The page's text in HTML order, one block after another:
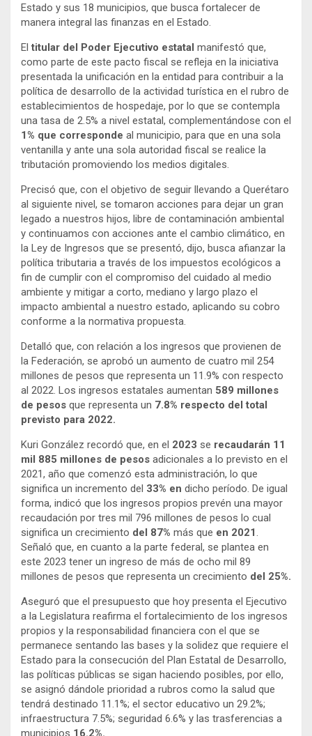
Estado y sus 18 municipios, que busca fortalecer de
manera integral las finanzas en el Estado.
El titular del Poder Ejecutivo estatal manifestó que,
como parte de este pacto fiscal se refleja en la iniciativa
presentada la unificación en la entidad para contribuir a la
política de desarrollo de la actividad turística en el rubro de
establecimientos de hospedaje, por lo que se contempla
una tasa de 2.5% a nivel estatal, complementándose con el
1% que corresponde al municipio, para que en una sola
ventanilla y ante una sola autoridad fiscal se realice la
tributación promoviendo los medios digitales.
Precisó que, con el objetivo de seguir llevando a Querétaro
al siguiente nivel, se tomaron acciones para dejar un gran
legado a nuestros hijos, libre de contaminación ambiental
y continuamos con acciones ante el cambio climático, en
la Ley de Ingresos que se presentó, dijo, busca afianzar la
política tributaria a través de los impuestos ecológicos a
fin de cumplir con el compromiso del cuidado al medio
ambiente y mitigar a corto, mediano y largo plazo el
impacto ambiental a nuestro estado, aplicando su cobro
conforme a la normativa propuesta.
Detalló que, con relación a los ingresos que provienen de
la Federación, se aprobó un aumento de cuatro mil 254
millones de pesos que representa un 11.9% con respecto
al 2022. Los ingresos estatales aumentan 589 millones
de pesos que representa un 7.8% respecto del total
previsto para 2022.
Kuri González recordó que, en el 2023 se recaudarán 11
mil 885 millones de pesos adicionales a lo previsto en el
2021, año que comenzó esta administración, lo que
significa un incremento del 33% en dicho período. De igual
forma, indicó que los ingresos propios prevén una mayor
recaudación por tres mil 796 millones de pesos lo cual
significa un crecimiento del 87% más que en 2021.
Señaló que, en cuanto a la parte federal, se plantea en
este 2023 tener un ingreso de más de ocho mil 89
millones de pesos que representa un crecimiento del 25%.
Aseguró que el presupuesto que hoy presenta el Ejecutivo
a la Legislatura reafirma el fortalecimiento de los ingresos
propios y la responsabilidad financiera con el que se
permanece sentando las bases y la solidez que requiere el
Estado para la consecución del Plan Estatal de Desarrollo,
las políticas públicas se sigan haciendo posibles, por ello,
se asignó dándole prioridad a rubros como la salud que
tendrá destinado 11.1%; el sector educativo un 29.2%;
infraestructura 7.5%; seguridad 6.6% y las trasferencias a
municipios 16.2%.